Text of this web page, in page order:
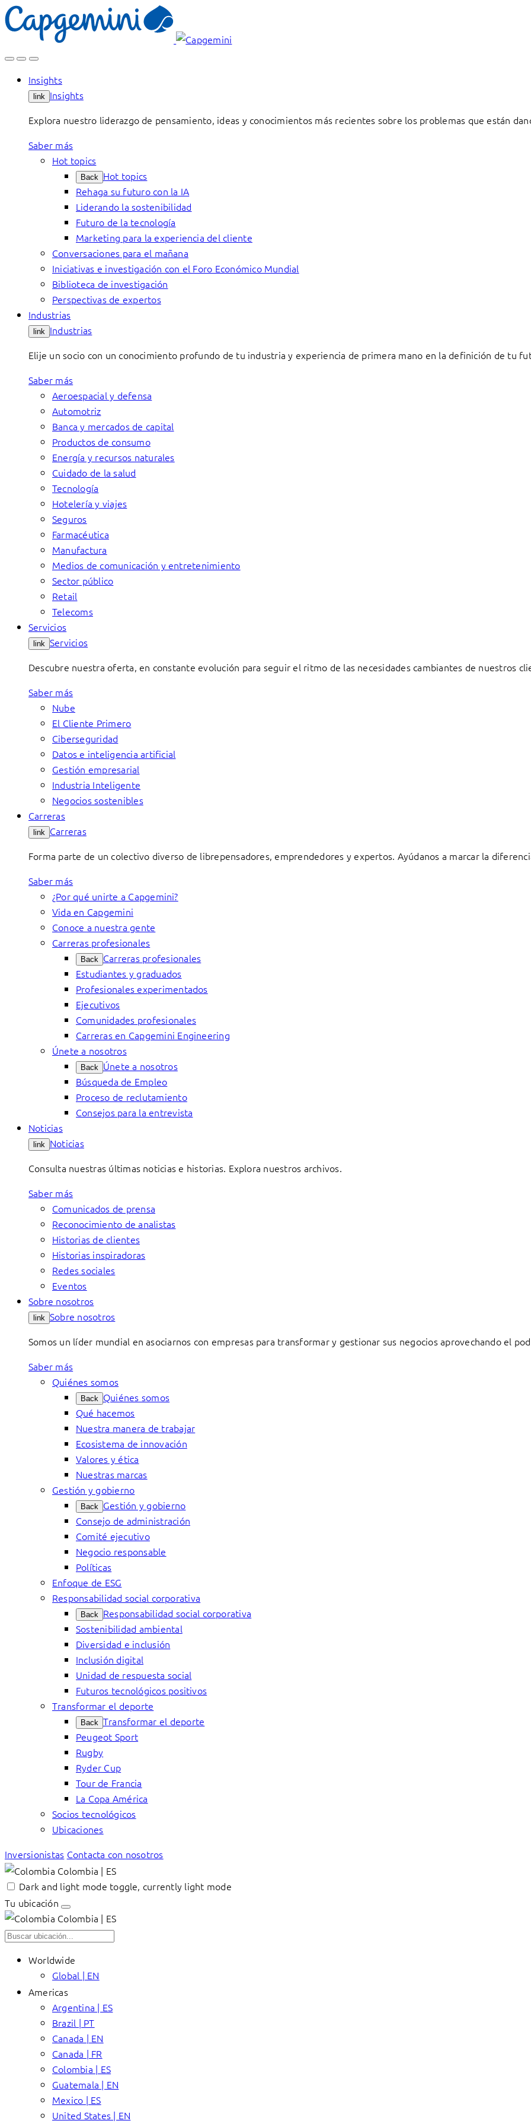
Skip
to
Insights
link Insights
Explora nuestro liderazgo de pensamiento, ideas y conocimientos más recientes sobre los problemas que están
Saber más
Hot topics
Back Hot topics
Rehaga su futuro con la IA
Liderando la sostenibilidad
Futuro de la tecnología
Marketing para la experiencia del cliente
Conversaciones para el mañana
Iniciativas e investigación con el Foro Económico Mundial
Biblioteca de investigación
Perspectivas de expertos
Industrias
link Industrias
Elije un socio con un conocimiento profundo de tu industria y experiencia de primera mano en la definición de tu
Saber más
Aeroespacial y defensa
Automotriz
Banca y mercados de capital
Productos de consumo
Energía y recursos naturales
Cuidado de la salud
Tecnología
Hotelería y viajes
Seguros
Farmacéutica
Manufactura
Medios de comunicación y entretenimiento
Sector público
Retail
Telecoms
Servicios
link Servicios
Descubre nuestra oferta, en constante evolución para seguir el ritmo de las necesidades cambiantes de nuestros
Saber más
Nube
El Cliente Primero
Ciberseguridad
Datos e inteligencia artificial
Gestión empresarial
Industria Inteligente
Negocios sostenibles
Carreras
link Carreras
Forma parte de un colectivo diverso de librepensadores, emprendedores y expertos. Ayúdanos a marcar la
Saber más
¿Por qué unirte a Capgemini?
Vida en Capgemini
Conoce a nuestra gente
Carreras profesionales
Back Carreras profesionales
Estudiantes y graduados
Profesionales experimentados
Ejecutivos
Comunidades profesionales
Carreras en Capgemini Engineering
Únete a nosotros
Back Únete a nosotros
Búsqueda de Empleo
Proceso de reclutamiento
Consejos para la entrevista
Noticias
link Noticias
Consulta nuestras últimas noticias e historias. Explora nuestros archivos.
Saber más
Comunicados de prensa
Reconocimiento de analistas
Historias de clientes
Historias inspiradoras
Redes sociales
Eventos
Sobre nosotros
link Sobre nosotros
Somos un líder mundial en asociarnos con empresas para transformar y gestionar sus negocios aprovechando el
Saber más
Quiénes somos
Back Quiénes somos
Qué hacemos
Nuestra manera de trabajar
Ecosistema de innovación
Valores y ética
Nuestras marcas
Gestión y gobierno
Back Gestión y gobierno
Consejo de administración
Comité ejecutivo
Negocio responsable
Políticas
Enfoque de ESG
Responsabilidad social corporativa
Back Responsabilidad social corporativa
Sostenibilidad ambiental
Diversidad e inclusión
Inclusión digital
Unidad de respuesta social
Futuros tecnológicos positivos
Transformar el deporte
Back Transformar el deporte
Peugeot Sport
Rugby
Ryder Cup
Tour de Francia
La Copa América
Socios tecnológicos
Ubicaciones
Inversionistas Contacta con nosotros
Colombia | ES
Dark and light mode toggle, currently light mode
Tu ubicación
Colombia | ES
Worldwide
Global | EN
Americas
Argentina | ES
Brazil | PT
Canada | EN
Canada | FR
Colombia | ES
Guatemala | EN
Mexico | ES
United States | EN